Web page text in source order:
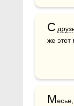
С
же этот
М